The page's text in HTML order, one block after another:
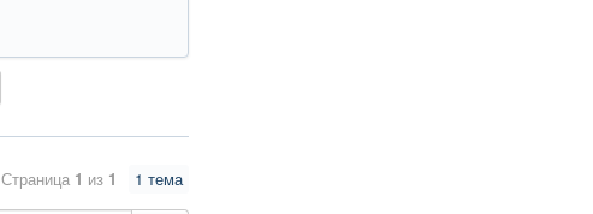
1 тема
Страница 1 из 1